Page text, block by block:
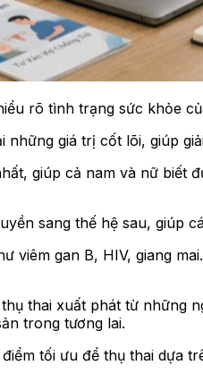
rõ tình trạng sức khỏe
giá trị cốt lõi, giúp
giúp cả nam và nữ biết
sang thế hệ sau, giúp
viêm gan B, HIV, giang
thai xuất phát từ những
trong tương lai.
tối ưu để thụ thai dựa